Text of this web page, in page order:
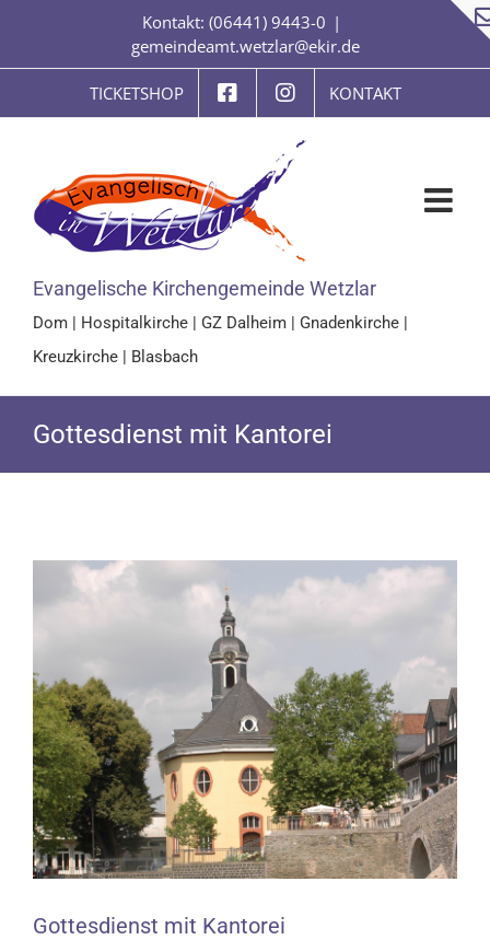
springen
Kontakt: (06441) 9443-0 |
gemeindeamt.wetzlar@ekir.de
TICKETSHOP KONTAKT
Evangelische Kirchengemeinde Wetzlar
Dom | Hospitalkirche | GZ Dalheim | Gnadenkirche |
Kreuzkirche | Blasbach
Gottesdienst mit Kantorei
Zeige
grösseres
Gottesdienst mit Kantorei